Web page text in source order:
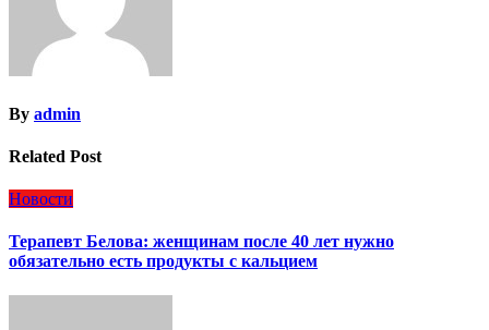
By admin
Related Post
Новости
Терапевт Белова: женщинам после 40 лет нужно
обязательно есть продукты с кальцием